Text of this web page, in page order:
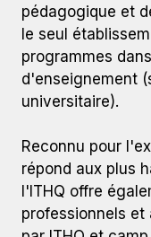
pédagogique et
le seul
programmes
d'enseignement
universitaire).
Reconnu pour
répond aux plus
l'ITHQ offre
professionnels et